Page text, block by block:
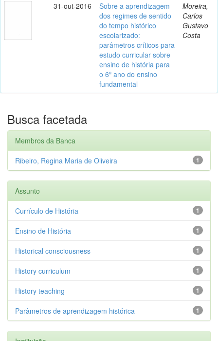
31-out-2016
Sobre a aprendizagem
dos regimes de sentido
do tempo histórico
escolarizado:
parâmetros críticos para
estudo curricular sobre
ensino de história para
o 6º ano do ensino
fundamental
Moreira,
Carlos
Gustavo
Costa
Busca facetada
Membros da Banca
1
Ribeiro, Regina Maria de Oliveira
Assunto
1
Currículo de História
1
Ensino de História
1
Historical consciousness
1
History curriculum
1
History teaching
1
Parâmetros de aprendizagem histórica